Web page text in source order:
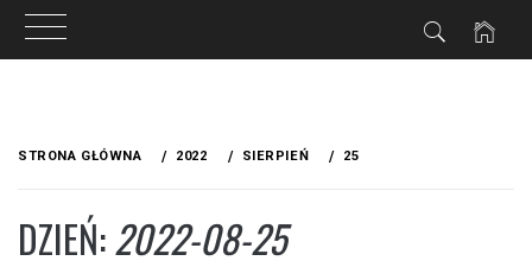
STRONA GŁÓWNA 2022 SIERPIEŃ 25
DZIEŃ:2022-08-25